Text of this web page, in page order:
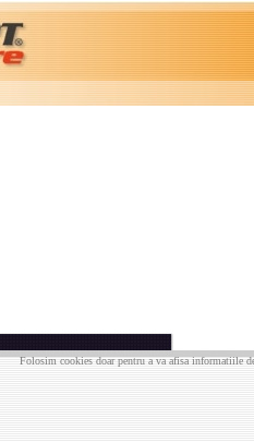
Folosim cookies doar pentru a va afisa informatiile